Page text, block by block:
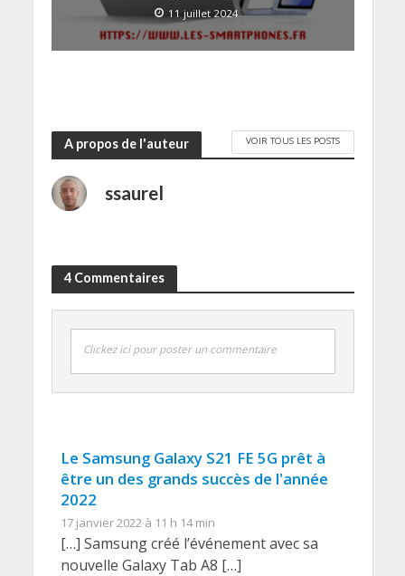
11 juillet 2024
A propos de l'auteur VOIR TOUS LES POSTS
ssaurel
4 Commentaires
Clickez ici pour poster un commentaire
Le Samsung Galaxy S21 FE 5G prêt à
être un des grands succès de l'année
2022
17 janvier 2022 à 11 h 14 min
[…] Samsung créé l’événement avec sa
nouvelle Galaxy Tab A8 […]